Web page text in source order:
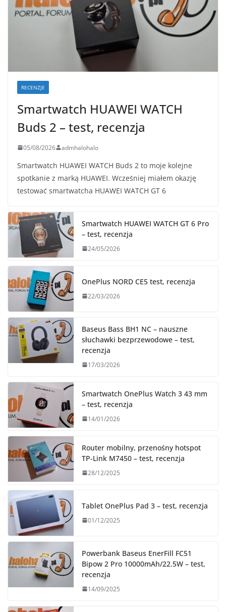
RECENZJE
Smartwatch HUAWEI WATCH
Buds 2 – test, recenzja
05/08/2026 admhalohalo
Smartwatch HUAWEI WATCH Buds 2 to moje kolejne
spotkanie z marką HUAWEI. Wcześniej miałem okazję
testować smartwatcha HUAWEI WATCH GT 6
Smartwatch HUAWEI WATCH GT 6 Pro
– test, recenzja
24/05/2026
OnePlus NORD CE5 test, recenzja
22/03/2026
Baseus Bass BH1 NC – nauszne
słuchawki bezprzewodowe – test,
recenzja
17/03/2026
Smartwatch OnePlus Watch 3 43 mm
– test, recenzja
14/01/2026
Router mobilny, przenośny hotspot
TP-Link M7450 – test, recenzja
28/12/2025
Tablet OnePlus Pad 3 – test, recenzja
01/12/2025
Powerbank Baseus EnerFill FC51
Bipow 2 Pro 10000mAh/22.5W – test,
recenzja
14/09/2025